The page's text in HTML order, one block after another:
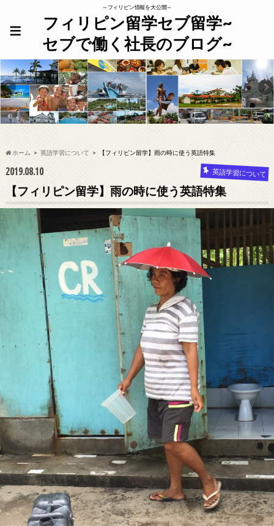
～フィリピン情報を大公開～
フィリピン留学セブ留学~
セブで働く社長のブログ~
≡
ホーム 英語学習について 【フィリピン留学】雨の時に使う英語特集
2019.08.10 英語学習について
【フィリピン留学】雨の時に使う英語特集